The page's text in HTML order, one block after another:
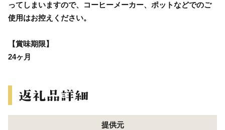
ってしまいますので、コーヒーメーカー、ポットなどでのご
使用はお控えください。
【賞味期限】
24ヶ月
提供元